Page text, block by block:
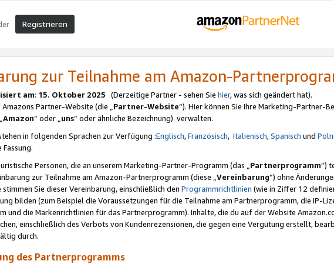
Registrieren
zur Teilnahme am Amazon-
am: 15. Oktober 2025 (Derzeitige Partner - sehen Sie hier, was sich geändert hat).
Partner-Website (die „Partner-Website“). Hier können Sie Ihre Marketing-Partner-
Amazon“ oder „uns“ oder ähnliche Bezeichnung) verwalten.
in folgenden Sprachen zur Verfügung :Englisch,Französisch, Italienisch,Spanisch und
Personen, die an unserem Marketing-Partner-Programm (das „Partnerprogramm“)
zur Teilnahme am Amazon-Partnerprogramm (diese „Vereinbarung“) ohne
Sie dieser Vereinbarung, einschließlich den Programmrichtlinien (wie in Ziffer 12
bilden (zum Beispiel die Voraussetzungen für die Teilnahme am Partnerprogramm, die IP-
und die Markenrichtlinien für das Partnerprogramm). Inhalte, die du auf der Website
einschließlich des Verbots von Kundenrezensionen, die gegen eine Vergütung erstellt,
durch.
des Partnerprogramms